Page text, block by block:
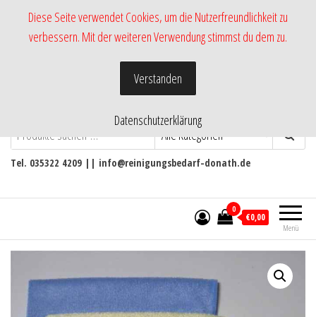
-Shop RmH-
Versand von Pflege- und
Reinigungsmittel
Tel. 035322 4209 || info@reinigungsbedarf-donath.de
Menü
0
€0,00
Diese Seite verwendet Cookies, um die Nutzerfreundlichkeit zu
verbessern. Mit der weiteren Verwendung stimmst du dem zu.
Verstanden
Datenschutzerklärung